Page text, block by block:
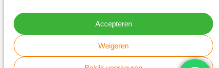
Accepteren
Weigeren
8317 RA Kraggenburg
Klantenservice
Tips
Onze merken